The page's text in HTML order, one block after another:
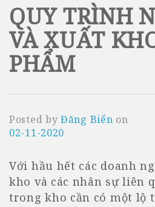
QUY TRÌNH
VÀ XUẤT
PHẨM
Posted by Đăng Biển on
02-11-2020
Với hầu hết các doanh
kho và các nhân sự liên
trong kho cần có một lộ